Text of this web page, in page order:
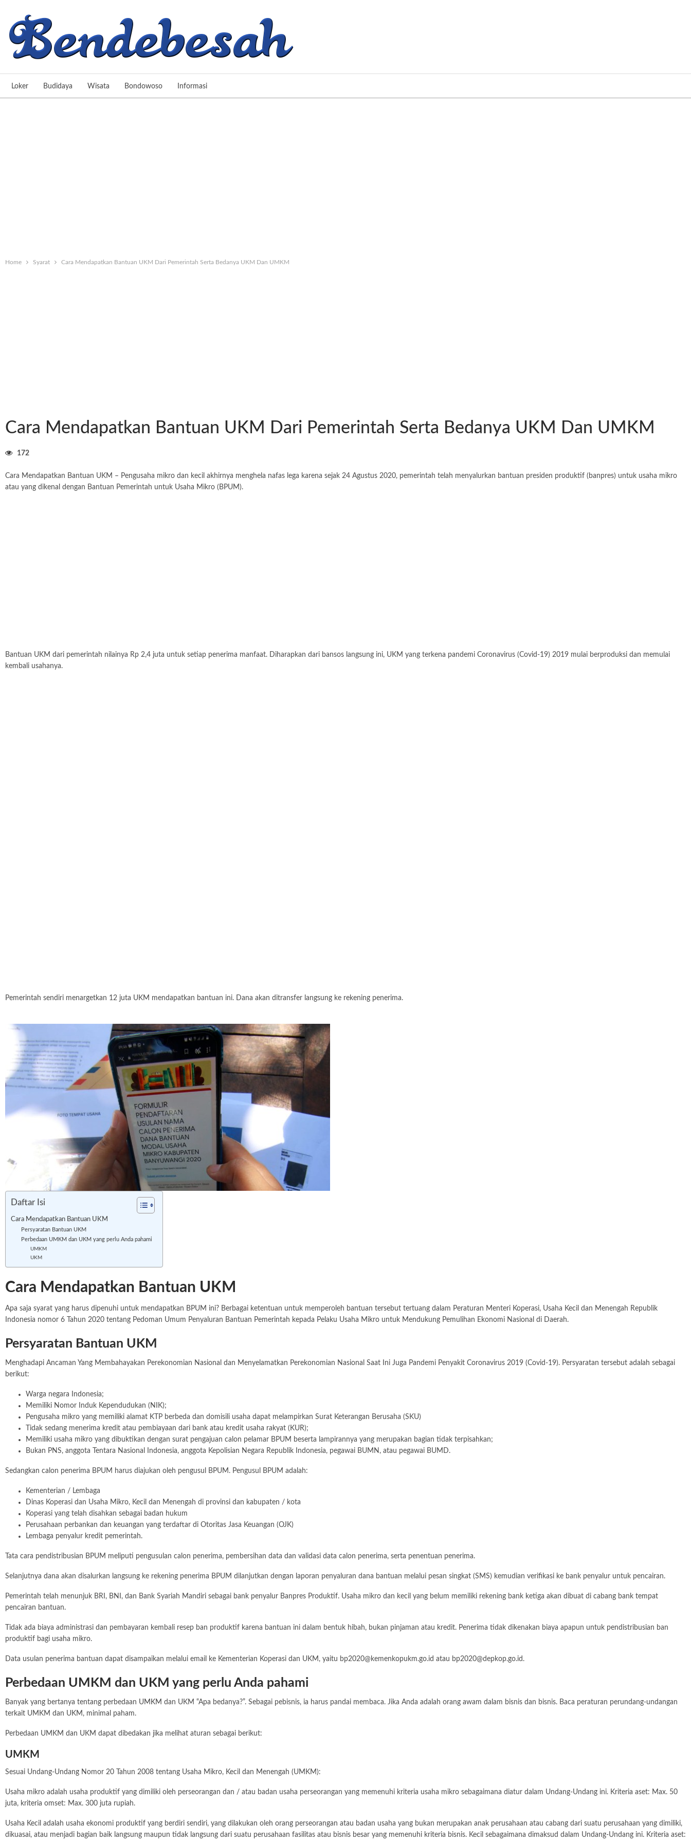
Loker Budidaya Wisata Bondowoso Informasi
Home Syarat Cara Mendapatkan Bantuan UKM Dari Pemerintah Serta Bedanya UKM Dan UMKM
Cara Mendapatkan Bantuan UKM Dari Pemerintah Serta Bedanya UKM Dan UMKM
172
Cara Mendapatkan Bantuan UKM – Pengusaha mikro dan kecil akhirnya menghela nafas lega karena sejak 24 Agustus 2020, pemerintah telah menyalurkan bantuan presiden produktif (banpres) untuk usaha mikro
atau yang dikenal dengan Bantuan Pemerintah untuk Usaha Mikro (BPUM).
Bantuan UKM dari pemerintah nilainya Rp 2,4 juta untuk setiap penerima manfaat. Diharapkan dari bansos langsung ini, UKM yang terkena pandemi Coronavirus (Covid-19) 2019 mulai berproduksi dan memulai
kembali usahanya.
Pemerintah sendiri menargetkan 12 juta UKM mendapatkan bantuan ini. Dana akan ditransfer langsung ke rekening penerima.
Daftar Isi
Cara Mendapatkan Bantuan UKM
Persyaratan Bantuan UKM
Perbedaan UMKM dan UKM yang perlu Anda pahami
UMKM
UKM
Cara Mendapatkan Bantuan UKM
Apa saja syarat yang harus dipenuhi untuk mendapatkan BPUM ini? Berbagai ketentuan untuk memperoleh bantuan tersebut tertuang dalam Peraturan Menteri Koperasi, Usaha Kecil dan Menengah Republik
Indonesia nomor 6 Tahun 2020 tentang Pedoman Umum Penyaluran Bantuan Pemerintah kepada Pelaku Usaha Mikro untuk Mendukung Pemulihan Ekonomi Nasional di Daerah.
Persyaratan Bantuan UKM
Menghadapi Ancaman Yang Membahayakan Perekonomian Nasional dan Menyelamatkan Perekonomian Nasional Saat Ini Juga Pandemi Penyakit Coronavirus 2019 (Covid-19). Persyaratan tersebut adalah sebagai
berikut:
Warga negara Indonesia;
Memiliki Nomor Induk Kependudukan (NIK);
Pengusaha mikro yang memiliki alamat KTP berbeda dan domisili usaha dapat melampirkan Surat Keterangan Berusaha (SKU)
Tidak sedang menerima kredit atau pembiayaan dari bank atau kredit usaha rakyat (KUR);
Memiliki usaha mikro yang dibuktikan dengan surat pengajuan calon pelamar BPUM beserta lampirannya yang merupakan bagian tidak terpisahkan;
Bukan PNS, anggota Tentara Nasional Indonesia, anggota Kepolisian Negara Republik Indonesia, pegawai BUMN, atau pegawai BUMD.
Sedangkan calon penerima BPUM harus diajukan oleh pengusul BPUM. Pengusul BPUM adalah:
Kementerian / Lembaga
Dinas Koperasi dan Usaha Mikro, Kecil dan Menengah di provinsi dan kabupaten / kota
Koperasi yang telah disahkan sebagai badan hukum
Perusahaan perbankan dan keuangan yang terdaftar di Otoritas Jasa Keuangan (OJK)
Lembaga penyalur kredit pemerintah.
Tata cara pendistribusian BPUM meliputi pengusulan calon penerima, pembersihan data dan validasi data calon penerima, serta penentuan penerima.
Selanjutnya dana akan disalurkan langsung ke rekening penerima BPUM dilanjutkan dengan laporan penyaluran dana bantuan melalui pesan singkat (SMS) kemudian verifikasi ke bank penyalur untuk pencairan.
Pemerintah telah menunjuk BRI, BNI, dan Bank Syariah Mandiri sebagai bank penyalur Banpres Produktif. Usaha mikro dan kecil yang belum memiliki rekening bank ketiga akan dibuat di cabang bank tempat
pencairan bantuan.
Tidak ada biaya administrasi dan pembayaran kembali resep ban produktif karena bantuan ini dalam bentuk hibah, bukan pinjaman atau kredit. Penerima tidak dikenakan biaya apapun untuk pendistribusian ban
produktif bagi usaha mikro.
Data usulan penerima bantuan dapat disampaikan melalui email ke Kementerian Koperasi dan UKM, yaitu bp2020@kemenkopukm.go.id atau bp2020@depkop.go.id .
Perbedaan UMKM dan UKM yang perlu Anda pahami
Banyak yang bertanya tentang perbedaan UMKM dan UKM “Apa bedanya?”. Sebagai pebisnis, ia harus pandai membaca. Jika Anda adalah orang awam dalam bisnis dan bisnis. Baca peraturan perundang-undangan
terkait UMKM dan UKM, minimal paham.
Perbedaan UMKM dan UKM dapat dibedakan jika melihat aturan sebagai berikut:
UMKM
Sesuai Undang-Undang Nomor 20 Tahun 2008 tentang Usaha Mikro, Kecil dan Menengah (UMKM):
Usaha mikro adalah usaha produktif yang dimiliki oleh perseorangan dan / atau badan usaha perseorangan yang memenuhi kriteria usaha mikro sebagaimana diatur dalam Undang-Undang ini. Kriteria aset: Max. 50
juta, kriteria omset: Max. 300 juta rupiah.
Usaha Kecil adalah usaha ekonomi produktif yang berdiri sendiri, yang dilakukan oleh orang perseorangan atau badan usaha yang bukan merupakan anak perusahaan atau cabang dari suatu perusahaan yang dimiliki,
dikuasai, atau menjadi bagian baik langsung maupun tidak langsung dari suatu perusahaan fasilitas atau bisnis besar yang memenuhi kriteria bisnis. Kecil sebagaimana dimaksud dalam Undang-Undang ini. Kriteria aset: